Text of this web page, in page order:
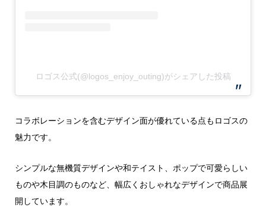
ロゴス公式(@logos_enjoy_outing)がシェアした投稿
コラボレーションを含むデザイン面が優れている点もロゴスの
魅力です。
シンプルな無機質デザインや和テイスト、ポップで可愛らしい
ものや木目調のものなど、幅広くおしゃれなデザインで商品展
開しています。